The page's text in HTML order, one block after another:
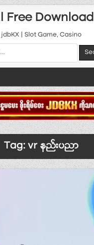
Free Download
jdbKX | Slot Game, Casino
Tag:vr နည်းပညာ